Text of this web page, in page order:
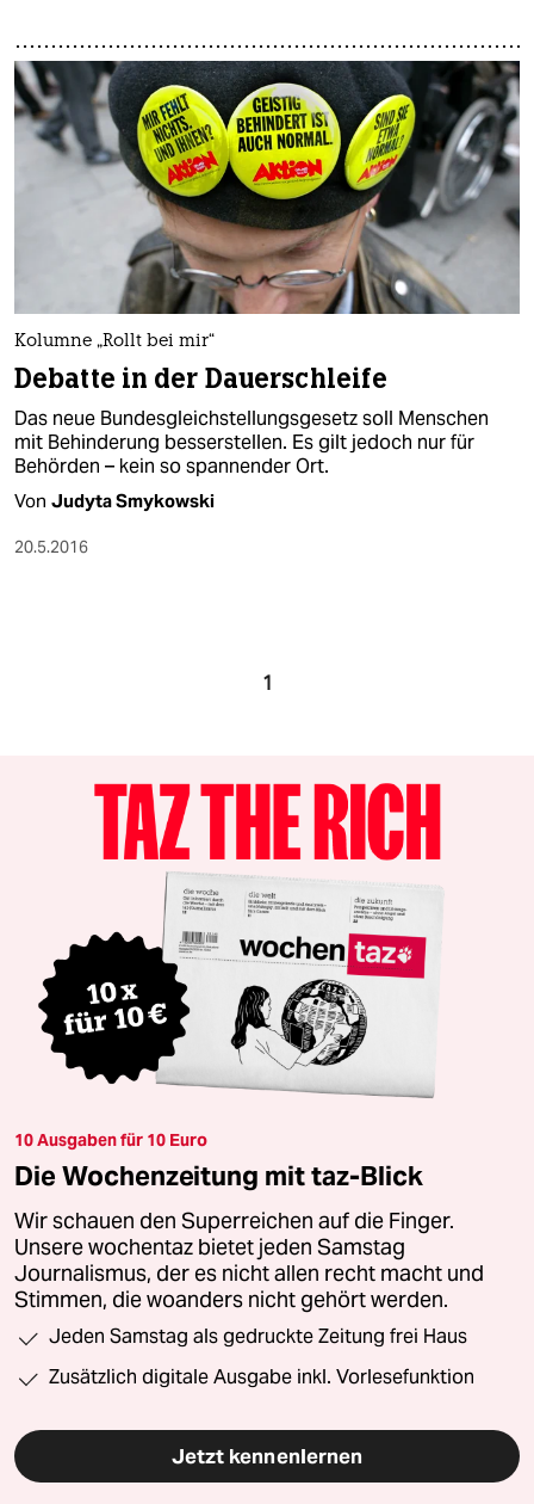
Kolumne „Rollt bei mir“
Debatte in der Dauerschleife
Das neue Bundesgleichstellungsgesetz soll Menschen
mit Behinderung besserstellen. Es gilt jedoch nur für
Behörden – kein so spannender Ort.
Von Judyta Smykowski
20.5.2016
1
10 Ausgaben für 10 Euro
Die Wochenzeitung mit taz-Blick
Wir schauen den Superreichen auf die Finger.
Unsere wochentaz bietet jeden Samstag
Journalismus, der es nicht allen recht macht und
Stimmen, die woanders nicht gehört werden.
Jeden Samstag als gedruckte Zeitung frei Haus
Zusätzlich digitale Ausgabe inkl. Vorlesefunktion
Jetzt kennenlernen